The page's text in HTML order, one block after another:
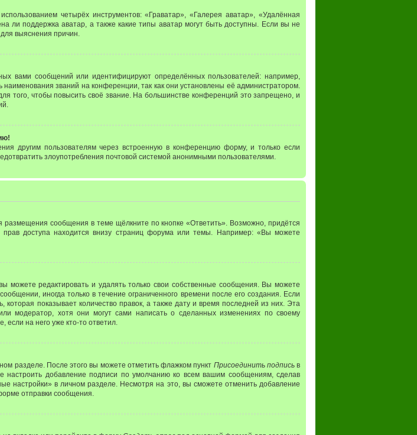
четырёх инструментов: «Граватар», «Галерея аватар», «Удалённая
ли поддержка аватар, а также какие типы аватар могут быть доступны. Если вы не
выяснения причин.
вами сообщений или идентифицируют определённых пользователей: например,
званий на конференции, так как они установлены её администратором.
того, чтобы повысить своё звание. На большинстве конференций это запрещено, и
другим пользователям через встроенную в конференцию форму, и только если
злоупотребления почтовой системой анонимными пользователями.
сообщения в теме щёлкните по кнопке «Ответить». Возможно, придётся
прав доступа находится внизу страниц форума или темы. Например: «Вы можете
можете редактировать и удалять только свои собственные сообщения. Вы можете
иногда только в течение ограниченного времени после его создания. Если
показывает количество правок, а также дату и время последней из них. Эта
модератор, хотя они могут сами написать о сделанных изменениях по своему
если на него уже кто-то ответил.
разделе. После этого вы можете отметить флажком пункт Присоединить подписьв
добавление подписи по умолчанию ко всем вашим сообщениям, сделав
настройки» в личном разделе. Несмотря на это, вы сможете отменить добавление
отправки сообщения.